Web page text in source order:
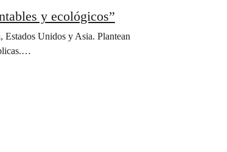
y ecológicos”
Unidos y Asia. Plantean